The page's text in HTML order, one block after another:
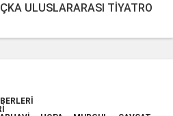
ULUSLARARASI TIYATRO